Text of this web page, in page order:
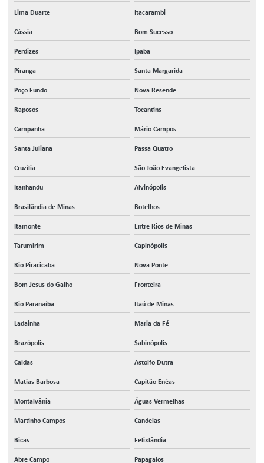
Lima Duarte Itacarambi
Cássia Bom Sucesso
Perdizes Ipaba
Piranga Santa Margarida
Poço Fundo Nova Resende
Raposos Tocantins
Campanha Mário Campos
Santa Juliana Passa Quatro
Cruzília São João Evangelista
Itanhandu Alvinópolis
Brasilândia de Minas Botelhos
Itamonte Entre Rios de Minas
Tarumirim Capinópolis
Rio Piracicaba Nova Ponte
Bom Jesus do Galho Fronteira
Rio Paranaíba Itaú de Minas
Ladainha Maria da Fé
Brazópolis Sabinópolis
Caldas Astolfo Dutra
Matias Barbosa Capitão Enéas
Montalvânia Águas Vermelhas
Martinho Campos Candeias
Bicas Felixlândia
Abre Campo Papagaios